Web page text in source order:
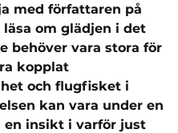
med författaren på
om glädjen i det
behöver vara stora för
kopplat
och flugfisket i
kan vara under en
en insikt i varför just